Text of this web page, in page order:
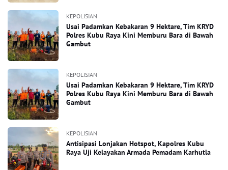
KEPOLISIAN
Usai Padamkan Kebakaran 9 Hektare, Tim KRYD
Polres Kubu Raya Kini Memburu Bara di Bawah
Gambut
KEPOLISIAN
Usai Padamkan Kebakaran 9 Hektare, Tim KRYD
Polres Kubu Raya Kini Memburu Bara di Bawah
Gambut
KEPOLISIAN
Antisipasi Lonjakan Hotspot, Kapolres Kubu
Raya Uji Kelayakan Armada Pemadam Karhutla